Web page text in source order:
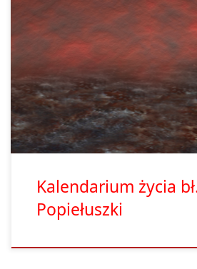
DZIECIŃSTWO I MŁODOŚĆ 14 IX 1947
do parafii świętych Apostotów Piotra i
(wówczas część archidiecezji wileńskiej
obecnie archidiecezja białostocka), w
Gniedziejko i Władystawa
trzecim dzieckiem w rodzinie, po Teresie
byli rolnikami gospodarującymi na 17
Kalendarium życia
Popiełuszki